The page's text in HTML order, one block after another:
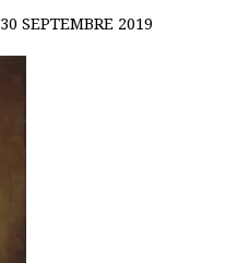
30 SEPTEMBRE 2019